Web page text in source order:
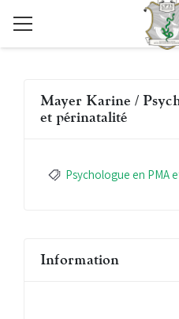
Mayer Karine /
et périnatalité
Psychologue en PMA
Information